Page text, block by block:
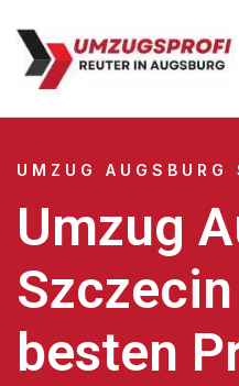
UMZUG AUGSBURG
Umzug
besten